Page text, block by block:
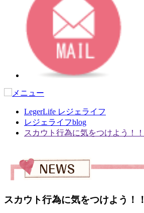
LegerLife レジェライフ
レジェライフblog
スカウト行為に気をつけよう！！
スカウト行為に気をつけよう！！